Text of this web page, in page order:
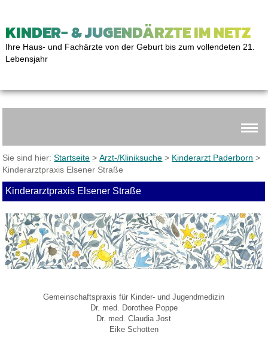
KINDER- & JUGENDÄRZTE IM NETZ
Ihre Haus- und Fachärzte von der Geburt bis zum vollendeten 21.
Lebensjahr
Sie sind hier:Startseite >Arzt-/Kliniksuche > Kinderarzt Paderborn >
Kinderarztpraxis Elsener Straße
Kinderarztpraxis Elsener Straße
Gemeinschaftspraxis für Kinder- und Jugendmedizin
Dr. med. Dorothee Poppe
Dr. med. Claudia Jost
Eike Schotten